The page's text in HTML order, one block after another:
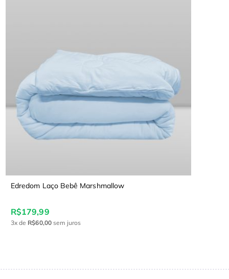
Edredom Laço Bebê Marshmallow
R$179,99
3x de R$60,00sem juros